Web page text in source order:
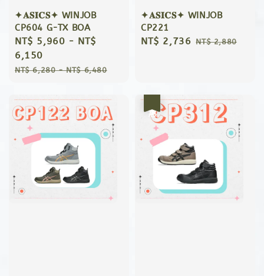
✦𝐀𝐒𝐈𝐂𝐒✦ WINJOB
CP604 G-TX BOA
Sale
price
NT$ 5,960 - NT$
6,150
Regular
NT$ 6,280-NT$ 6,480
✦𝐀𝐒𝐈𝐂𝐒✦ WINJOB
CP221
Sale
NT$ 2,736 Regular
NT$ 2,880